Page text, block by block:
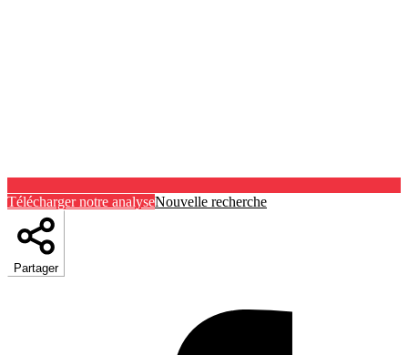
Télécharger notre analyseNouvelle recherche
Partager